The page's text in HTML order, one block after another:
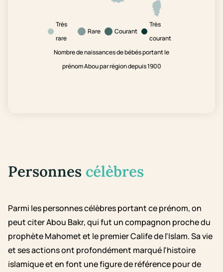
Très
rare
Rare Courant
Très
courant
Nombre de naissances de bébés portant le
prénom Abou par région depuis 1900
Personnes célèbres
Parmi les personnes célèbres portant ce prénom, on
peut citer Abou Bakr, qui fut un compagnon proche du
prophète Mahomet et le premier Calife de l'Islam. Sa vie
et ses actions ont profondément marqué l'histoire
islamique et en font une figure de référence pour de